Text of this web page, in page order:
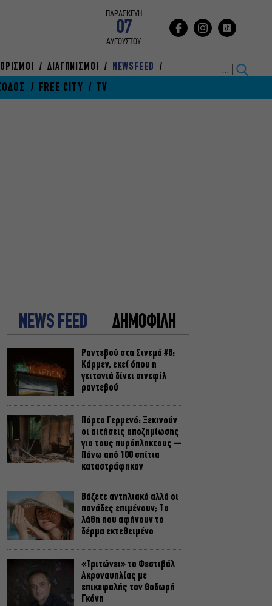
ΠΑΡΑΣΚΕΥΗ
07
ΑΥΓΟΥΣΤΟΥ
ΔΙΑΓΩΝΙΣΜΟΙ NEWSFEED
FREE CITY TV
NEWS FEED ΔΗΜΟΦΙΛΗ
Ραντεβού στα Σινεμά #6:
Κάρμεν, εκεί όπου η
γειτονιά δίνει σινεφίλ
ραντεβού
Πόρτο Γερμενό: Ξεκινούν
οι αιτήσεις αποζημίωσης
για τους πυρόπληκτους –
Πάνω από 100 σπίτια
καταστράφηκαν
Βάζετε αντηλιακό αλλά οι
πανάδες επιμένουν; Τα
λάθη που αφήνουν το
δέρμα εκτεθειμένο
«Τριτώνει» το Φεστιβάλ
Ακροναυπλίας με
επικεφαλής τον Θοδωρή
Γκόνη